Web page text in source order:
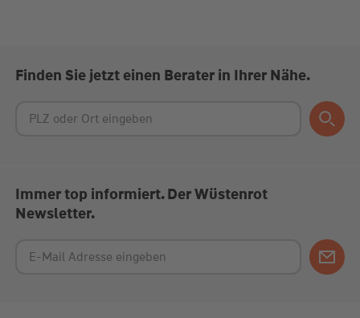
Finden Sie jetzt einen Berater in Ihrer Nähe.
Immer top informiert. Der Wüstenrot
Newsletter.